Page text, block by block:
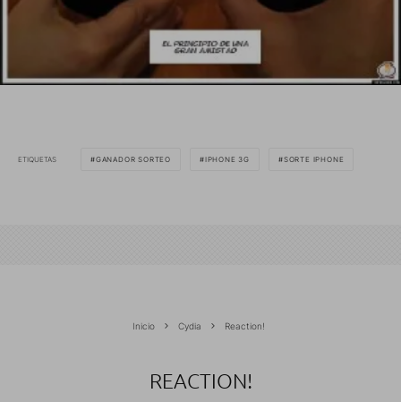
ETIQUETAS GANADOR SORTEO IPHONE 3G SORTE IPHONE
Inicio Cydia Reaction!
REACTION!